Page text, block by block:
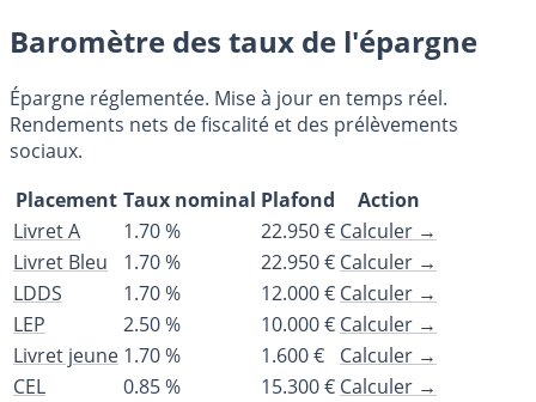
Baromètre des taux de l'épargne
Épargne réglementée. Mise à jour en temps réel.
Rendements nets de fiscalité et des prélèvements
sociaux.
Placement Taux nominal Plafond
Action
Livret A
1.70 % 22.950 € Calculer →
Livret Bleu
1.70 % 22.950 € Calculer →
LDDS
1.70 % 12.000 € Calculer →
LEP
2.50 % 10.000 € Calculer →
Livret jeune 1.70 % 1.600 €
Calculer →
CEL
0.85 % 15.300 € Calculer →